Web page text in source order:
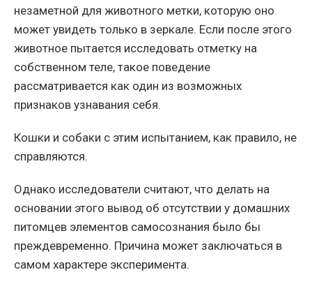
незаметной для животного метки, которую оно
может увидеть только в зеркале. Если после этого
животное пытается исследовать отметку на
собственном теле, такое поведение
рассматривается как один из возможных
признаков узнавания себя.
Кошки и собаки с этим испытанием, как правило, не
справляются.
Однако исследователи считают, что делать на
основании этого вывод об отсутствии у домашних
питомцев элементов самосознания было бы
преждевременно. Причина может заключаться в
самом характере эксперимента.